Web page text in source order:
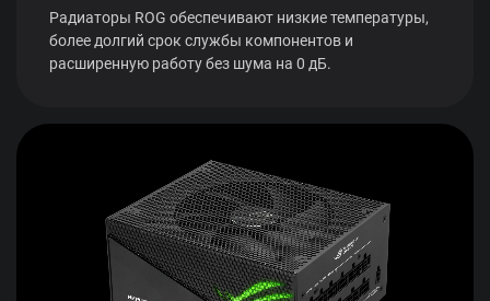
Радиаторы ROG обеспечивают низкие температуры,
более долгий срок службы компонентов и
расширенную работу без шума на 0 дБ.